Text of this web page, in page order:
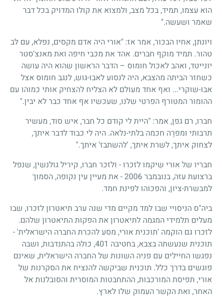
הוא עצמו, תמיד, בכל מצב, ולמצוא את קולו המדויק בכל דבר
שאמר ושעשה."
ויונתן, אחיו הבכור, אמר אז: "אורי היה אדם מקסים, נפלא, עם לב
טהור. תמיד מוקף חברים. אהד את מכבי חיפה ואת מאנצ'סטר
יונייטד, ואהב לאכול חומוס – הדבר הראשון שהוא היה עושה
כשחזר הביתה מהצבא, היה לנסוע לאבו-גוש, לנגב חומוס אצל
אבו-שוקרי... ואף אחד מעולם לא הצליח להצחיק אותי כמוהו עם
ההומור המטורף הפרטי שלנו, שעכשיו אף אחד כבר לא יבין."
חברו, רם גפן, אמר: "היית לי קודם כל חבר, איש סוד, מעשיר
תרבותי ומפרֶה חכמה בלתי-נלאה. היה לי כבוד לדבר איתך,
לצחוק איתך, לשרת איתך, 'להשתבז' איתך."
חבריו של אורי שִיקמו לזכרו - ולזכר חברו, קיריל גולנשין, שנפל
ברצועת עזה, בנובמבר 2006 - את מעיין עין נקופה, הסמוך
למבשרת-ציון, והפכוהו לפינת חמד.
ביה"ס הניסויי שבו למד מקיים מדי שנה ערב תיאטרון לזכרו, שבו
מעלים תלמידי המגמה לתיאטרון את הפקות התיאטרון שלהם.
לזכרו גם הוקמה 'תוכנית אורי, מסע להכרת החברה הישראלית' -
תוכנית שנעשתה בצבא, בחטיבה 401, כולה בהתנדבות, ושבה
נפגשו החיילים עם פניה השונות של החברה הישראלית, שאינם
פוגשים בדרך כלל. תוכנית שביקשה להנציח את הסקרנות של
אורי, תפיסת המורכבות, ההתחבטות המוסרית והסובלנות אל
האחר, ואת הקשר העמוק שלו לארץ.